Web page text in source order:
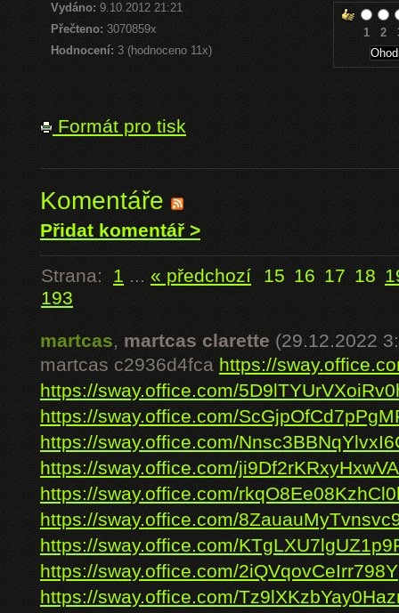
Vydáno: 9.10.2012 21:21
Přečteno: 3070859x
Hodnocení: 3 (hodnoceno 11x)
1 2
Formát pro tisk
Komentáře
Přidat komentář >
Strana: 1 ... « předchozí 15 16 17 18
193
martcas, martcas clarette (29.12.2022
martcas c2936d4fca https://
https://sway.office.com/
https://sway.office.com/
https://sway.office.com/
https://sway.office.com/ji9Df2rKRxyHxwVA
https://sway.office.com/
https://sway.office.com/
https://sway.office.com/
https://sway.office.com/2iQVqovCeIrr798Y
https://sway.office.com/